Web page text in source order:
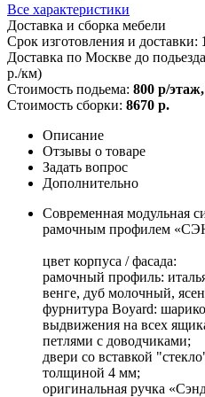
Все характеристики
Доставка и сборка мебели
Срок изготовления и доставки:
Доставка по Москве до
р./км)
Стоимость подьема: 800 р/
Стоимость сборки: 8670 р.
Описание
Отзывы о товаре
Задать вопрос
Дополнительно
Современная модульная
рамочным профилем
цвет корпуса / фасада:
рамочный профиль:
венге, дуб молочный,
фурнитура Boyard:
выдвижения на всех
петлями с доводчиками;
двери со вставкой
толщиной 4 мм;
оригинальная ручка